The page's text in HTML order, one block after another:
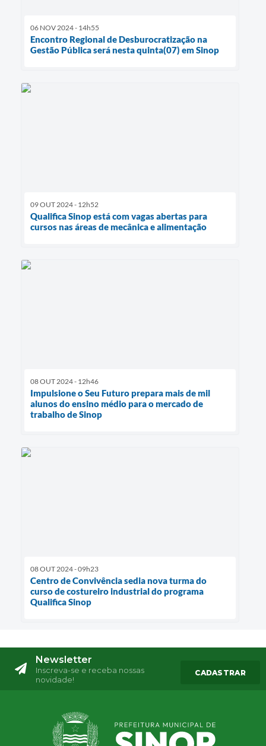
06 NOV 2024 - 14h55
Encontro Regional de Desburocratização na
Gestão Pública será nesta quinta(07) em Sinop
09 OUT 2024 - 12h52
Qualifica Sinop está com vagas abertas para
cursos nas áreas de mecânica e alimentação
08 OUT 2024 - 12h46
Impulsione o Seu Futuro prepara mais de mil
alunos do ensino médio para o mercado de
trabalho de Sinop
08 OUT 2024 - 09h23
Centro de Convivência sedia nova turma do
curso de costureiro industrial do programa
Qualifica Sinop
Newsletter
Inscreva-se e receba nossas
novidade!
CADASTRAR